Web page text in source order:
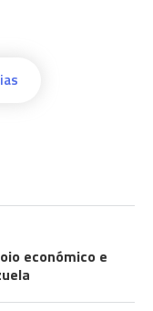
económico e